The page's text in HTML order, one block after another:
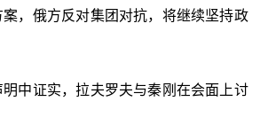
，俄方反对集团对抗，将继续坚持政
中证实，拉夫罗夫与秦刚在会面上讨